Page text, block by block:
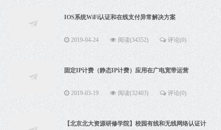
IOS系统WiFi认证和在线支付异常解决方案
2019-04-24 阅读(34352) 评论(0)
固定IP计费（静态IP计费）应用在广电宽带运营
2019-03-19 阅读(32403) 评论(0)
【北京北大资源研修学院】校园有线和无线网络认证计